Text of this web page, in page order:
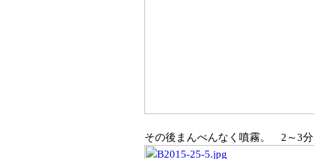
その後まんべんなく噴霧。 2～3